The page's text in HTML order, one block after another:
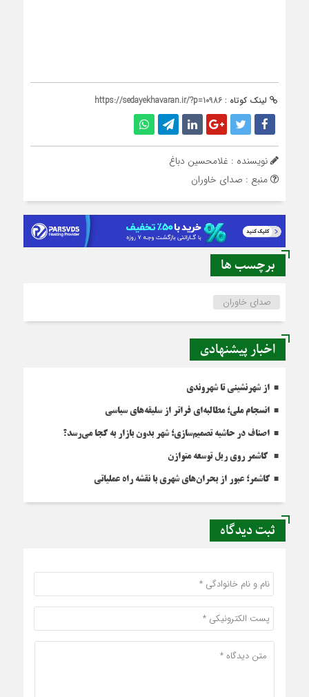
لینک کوتاه : https://sedayekhavaran.ir/?p=10986
نویسنده : غلامحسین دباغ
منبع : صدای خاوران
برچسب ها
صدای خاوران
اخبار پیشنهادی
از شهرنشینی تا شهروندی
انسجام ملی؛ مطالبه‌ای فراتر از سلیقه‌های سیاسی
اصناف در حاشیه تصمیم‌سازی؛ شهر بدون بازار به کجا می‌رسد؟
کاشمر روی ریل توسعه متوازن
کاشمر؛ عبور از بحران‌های شهری با نقشه راه عملیاتی
ثبت دیدگاه